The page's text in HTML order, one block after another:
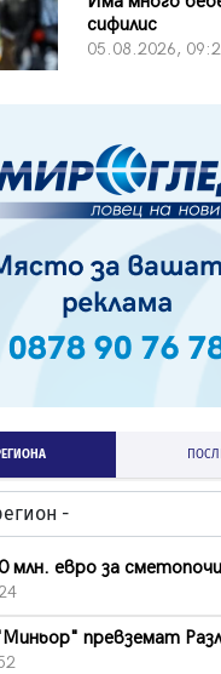
сифилис
05.08.2026,
млн. евро за
превземат